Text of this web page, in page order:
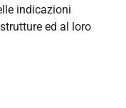
indicazioni
ed al loro